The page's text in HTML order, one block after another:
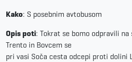
Kako: S posebnim avtobusom
Opis poti: Tokrat se bomo odpravili
Trento in Bovcem se
pri vasi Soča cesta odcepi proti dolini